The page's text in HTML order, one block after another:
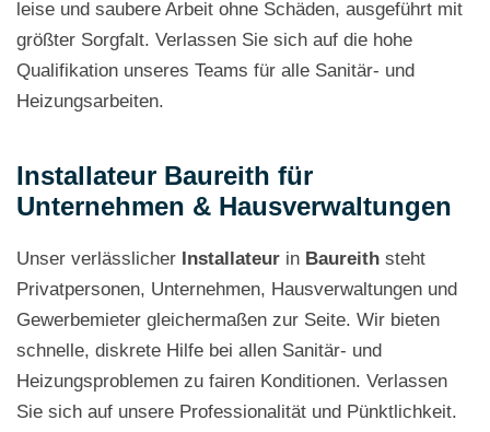
leise und saubere Arbeit ohne Schäden, ausgeführt mit
größter Sorgfalt. Verlassen Sie sich auf die hohe
Qualifikation unseres Teams für alle Sanitär- und
Heizungsarbeiten.
Installateur Baureith für
Unternehmen & Hausverwaltungen
Unser verlässlicher Installateur in Baureith steht
Privatpersonen, Unternehmen, Hausverwaltungen und
Gewerbemieter gleichermaßen zur Seite. Wir bieten
schnelle, diskrete Hilfe bei allen Sanitär- und
Heizungsproblemen zu fairen Konditionen. Verlassen
Sie sich auf unsere Professionalität und Pünktlichkeit.